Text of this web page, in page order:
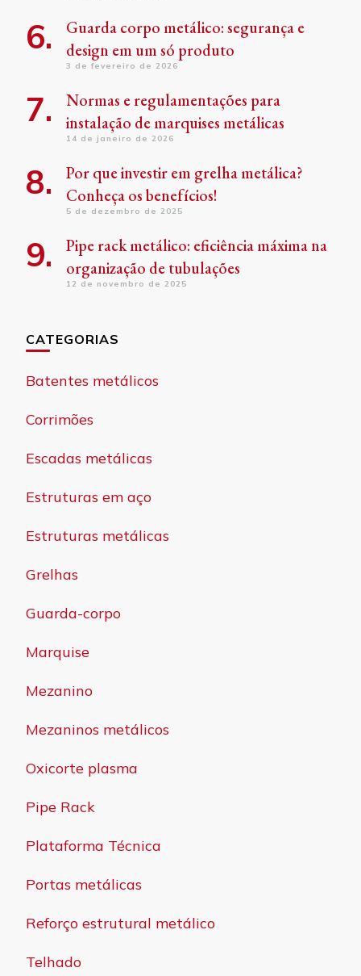
Guarda corpo metálico: segurança e
design em um só produto
3 de fevereiro de 2026
Normas e regulamentações para
instalação de marquises metálicas
14 de janeiro de 2026
Por que investir em grelha metálica?
Conheça os benefícios!
5 de dezembro de 2025
Pipe rack metálico: eficiência máxima na
organização de tubulações
12 de novembro de 2025
CATEGORIAS
Batentes metálicos
Corrimões
Escadas metálicas
Estruturas em aço
Estruturas metálicas
Grelhas
Guarda-corpo
Marquise
Mezanino
Mezaninos metálicos
Oxicorte plasma
Pipe Rack
Plataforma Técnica
Portas metálicas
Reforço estrutural metálico
Telhado